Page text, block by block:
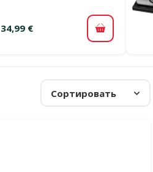
34,99 € В корзину
Сортировать